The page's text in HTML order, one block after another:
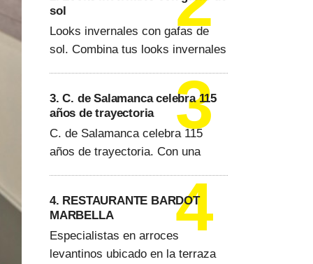
sol
Looks invernales con gafas de
sol. Combina tus looks invernales
3. C. de Salamanca celebra 115
años de trayectoria
C. de Salamanca celebra 115
años de trayectoria. Con una
4. RESTAURANTE BARDOT
MARBELLA
Especialistas en arroces
levantinos ubicado en la terraza